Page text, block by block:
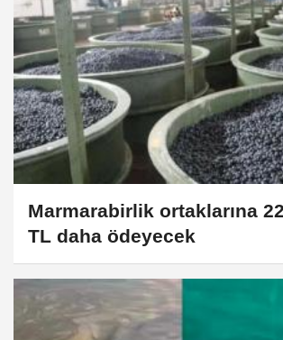
Marmarabirlik ortaklarına
TL daha ödeyecek